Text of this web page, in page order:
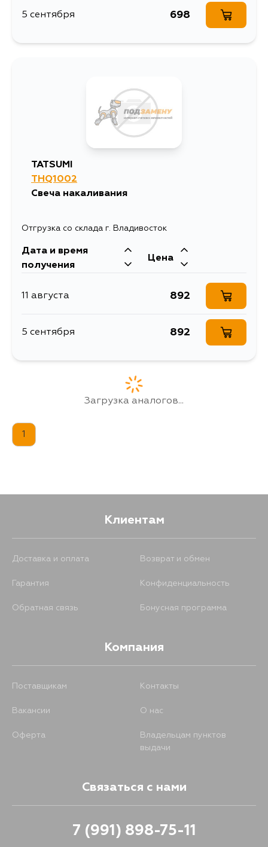
5 сентября 698
TATSUMI
THQ1002
Свеча накаливания
Отгрузка со склада г. Владивосток
Дата и время
получения
Цена
11 августа 892
5 сентября 892
Загрузка аналогов...
1
Клиентам
Доставка и оплата Возврат и обмен
Гарантия Конфиденциальность
Обратная связь Бонусная программа
Компания
Поставщикам Контакты
Вакансии О нас
Оферта
Владельцам пунктов
выдачи
Связаться с нами
7 (991) 898-75-11